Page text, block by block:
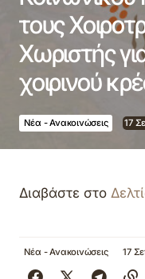
τους
Χωριστής
χοιρινού
Νέα - Ανακοινώσεις 17
Διαβάστε στο
Νέα - Ανακοινώσεις 17